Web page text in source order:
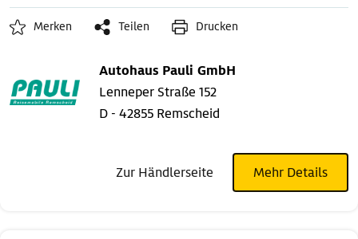
Merken Teilen Drucken
Autohaus Pauli GmbH
Lenneper Straße 152
D - 42855 Remscheid
Zur Händlerseite Mehr Details